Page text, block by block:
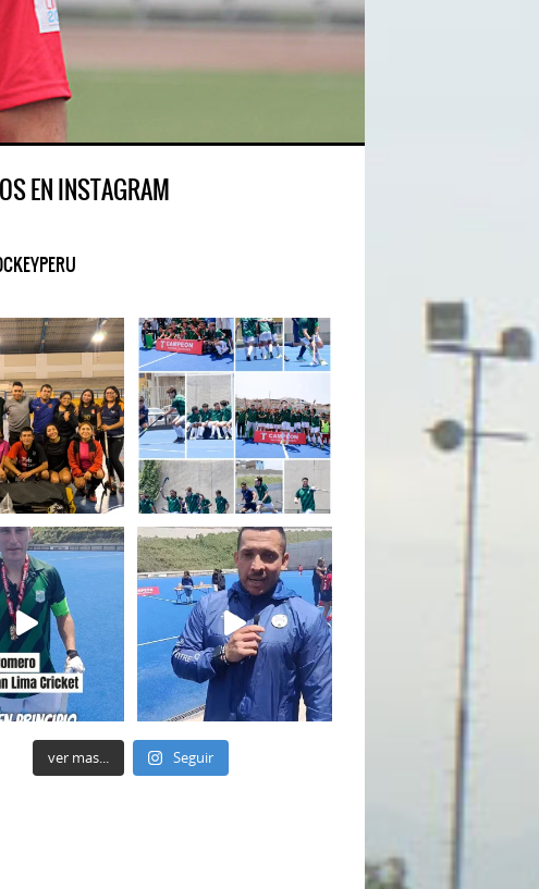
EN INSTAGRAM
ver mas... Seguir